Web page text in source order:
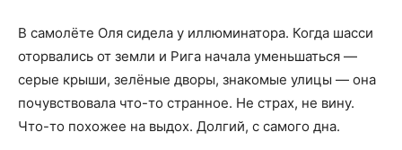
В самолёте Оля сидела у иллюминатора. Когда шасси
оторвались от земли и Рига начала уменьшаться —
серые крыши, зелёные дворы, знакомые улицы — она
почувствовала что-то странное. Не страх, не вину.
Что-то похожее на выдох. Долгий, с самого дна.